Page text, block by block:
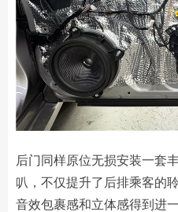
后门同样原位无损安装一套
叭，不仅提升了后排乘客的
音效包裹感和立体感得到进一